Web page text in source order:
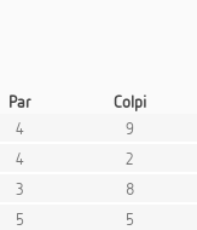
Par Colpi
4 9
4 2
3 8
5 5